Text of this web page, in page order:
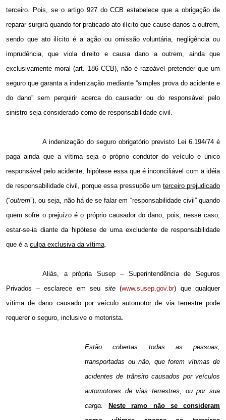
terceiro. Pois, se o artigo 927 do CCB estabelece que a obrigação de
reparar surgirá quando for praticado ato ilícito que cause danos a outrem,
sendo que ato ilícito é a ação ou omissão voluntária, negligência ou
imprudência, que viola direito e causa dano a outrem, ainda que
exclusivamente moral (art. 186 CCB), não é razoável pretender que um
seguro que garanta a indenização mediante “simples prova do acidente e
do dano” sem perquirir acerca do causador ou do responsável pelo
sinistro seja considerado como de responsabilidade civil.
A indenização do seguro obrigatório previsto Lei 6.194/74 é
paga ainda que a vítima seja o próprio condutor do veículo e único
responsável pelo acidente, hipótese essa que é inconciliável com a idéia
de responsabilidade civil, porque essa pressupõe um terceiro prejudicado
(“outrem”), ou seja, não há de se falar em “responsabilidade civil” quando
quem sofre o prejuízo é o próprio causador do dano, pois, nesse caso,
estar-se-ia diante da hipótese de uma excludente de responsabilidade
que é a culpa exclusiva da vítima.
Aliás, a própria Susep – Superintendência de Seguros
Privados – esclarece em seu site(www.susep.gov.br) que qualquer
vítima de dano causado por veículo automotor de via terrestre pode
requerer o seguro, inclusive o motorista.
Estão cobertas todas as pessoas,
transportadas ou não, que forem vítimas de
acidentes de trânsito causados por veículos
automotores de vias terrestres, ou por sua
carga.
Neste ramo não se consideram